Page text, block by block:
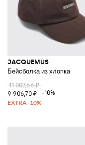
JACQUEMUS
Бейсболка из хлопка
11 007,66 ₽
9 906,70 ₽
-10%